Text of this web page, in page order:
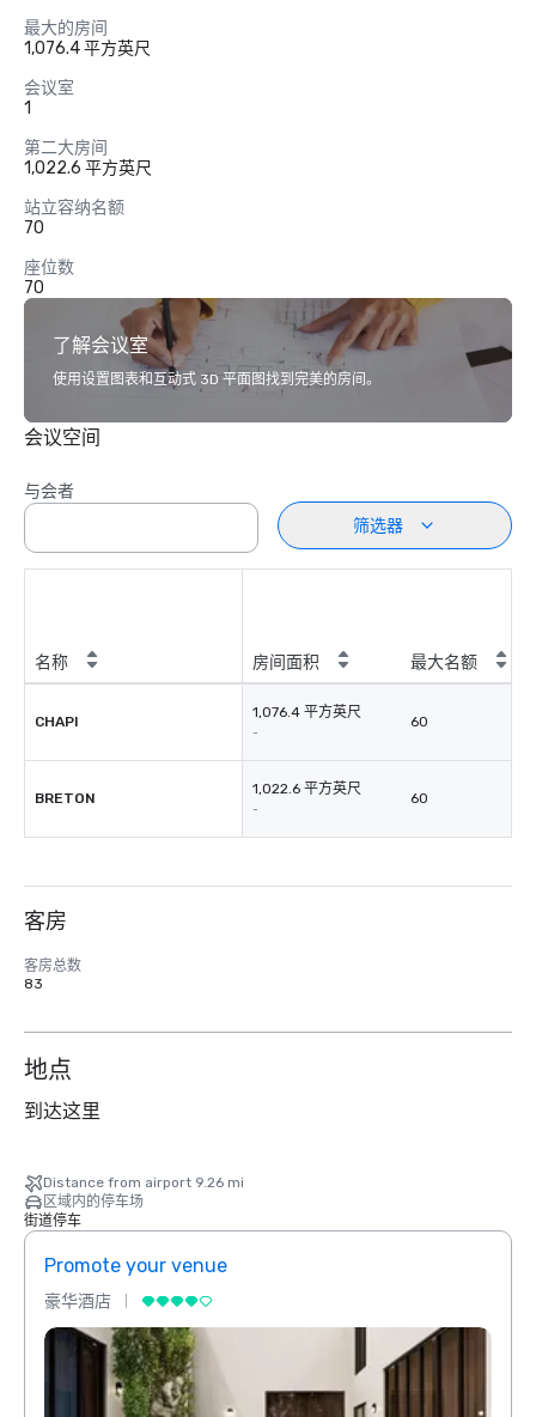
最大的房间
1,076.4 平方英尺
会议室
1
第二大房间
1,022.6 平方英尺
站立容纳名额
70
座位数
70
了解会议室
使用设置图表和互动式 3D 平面图找到完美的房间。
会议空间
与会者
筛选器
名称 房间面积 最大名额
CHAPI
1,076.4 平方英尺
-
60
BRETON
1,022.6 平方英尺
-
60
客房
客房总数
83
地点
到达这里
Distance from airport 9.26 mi
区域内的停车场
街道停车
Promote your venue
豪华酒店